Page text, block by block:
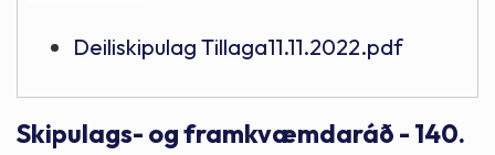
Deiliskipulag Tillaga11.11.2022.pdf
Skipulags- og framkvæmdaráð - 140.